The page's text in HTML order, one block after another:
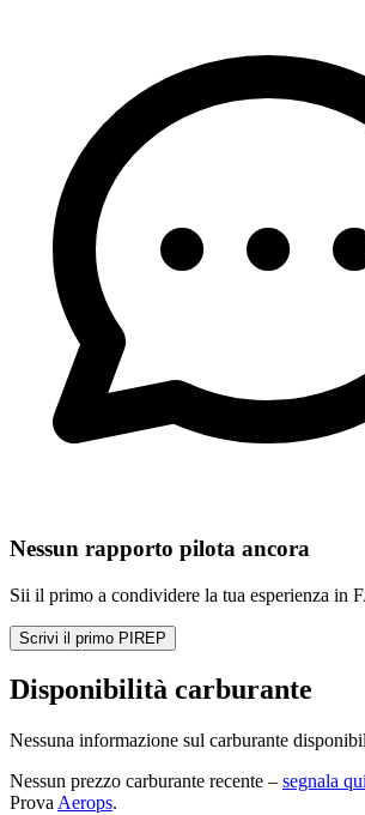
Nessun rapporto pilota ancora
Sii il primo a condividere la tua esperienza in
Scrivi il primo PIREP
Disponibilità carburante
Nessuna informazione sul carburante
Nessun prezzo carburante recente – segnala qui
Prova Aerops.